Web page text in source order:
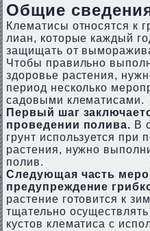
Общие
Клематисы относятся к
лиан, которые каждый
защищать от
Чтобы правильно
здоровье растения,
период несколько
садовыми клематисами.
Первый шаг
проведении полива. В
грунт используется
растения, нужно
полив.
Следующая часть
предупреждение
растение готовится к
тщательно
кустов клематиса с